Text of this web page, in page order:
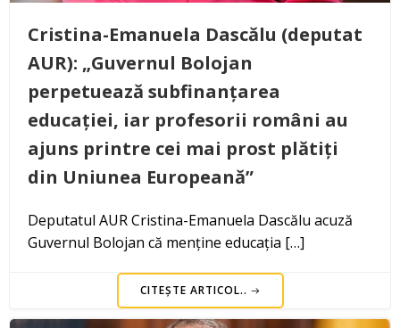
Cristina-Emanuela Dascălu (deputat
AUR): „Guvernul Bolojan
perpetuează subfinanțarea
educației, iar profesorii români au
ajuns printre cei mai prost plătiți
din Uniunea Europeană”
Deputatul AUR Cristina-Emanuela Dascălu acuză
Guvernul Bolojan că menține educația […]
CITEȘTE ARTICOL..